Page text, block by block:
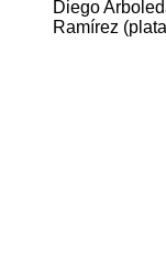
Diego
Ramírez